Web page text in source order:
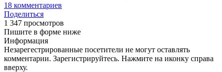
18 комментариев
Поделиться
1 347 просмотров
Пишите в форме ниже
Информация
Незарегестрированные посетители не могут оставлять
комментарии. Зарегистрируйтесь. Нажмите на иконку справа
вверху.